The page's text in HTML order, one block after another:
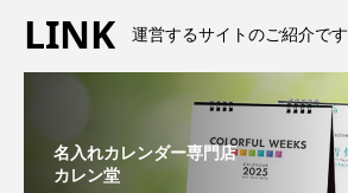
LINK 運営するサイトのご紹介です
名入れカレンダー専門店
カレン堂